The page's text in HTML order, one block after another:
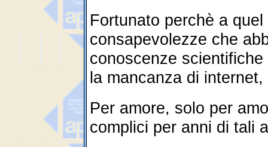
Fortunato perchè a
consapevolezze che
conoscenze
la mancanza di
Per amore, solo per
complici per anni di tali